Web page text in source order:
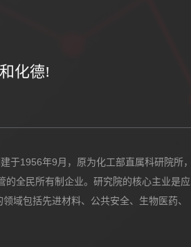
化德!
于1956年9月，原为化工部直属科研院所，
全民所有制企业。研究院的核心主业是应
域包括先进材料、公共安全、生物医药、